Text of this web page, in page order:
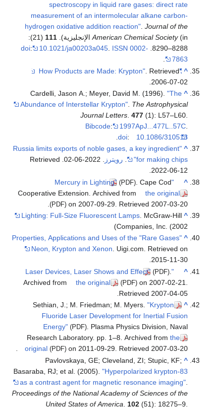
spectroscopy in liquid rare gases: direct rate
measurement of an intermolecular alkane carbon-
hydrogen oxidative addition reaction" .Journal of the
American Chemical Society(in الإنجليزية). 111
(21):
8288–8290.
doi: 10.1021/ja00203a045 ISSN 0002-
7863
^
"How Products are Made: Krypton"
. Retrieved
2006-07-02
^
Cardelli, Jason A.; Meyer, David M. (1996)."The
Abundance of Interstellar Krypton" The Astrophysical
Journal Letters .477 (1): L57–L60.
Bibcode: 1997ApJ...477L..57C
doi: 10.1086/310513
.
^
"Russia limits exports of noble gases, a key ingredient
for making chips"
. رويترز . 2022-06-02
. Retrieved
2022-06-12
.
^
"Mercury in Lighting"
(PDF) . Cape Cod
Cooperative Extension. Archived from
the original
(PDF) on 2007-09-29 . Retrieved 2007-03-20
.
^
Lighting: Full-Size Fluorescent Lamps . McGraw-Hill
Companies, Inc. (2002)
^
Properties, Applications and Uses of the "Rare Gases"
Neon, Krypton and Xenon. Uigi.com. Retrieved on
2015-11-30.
^
"Laser Devices, Laser Shows and Effect"
(PDF) .
Archived from
the original (PDF) on 2007-02-21
Retrieved 2007-04-05
^
Sethian, J.; M. Friedman; M. Myers."Krypton
Fluoride Laser Development for Inertial Fusion
Energy" (PDF). Plasma Physics Division, Naval
Research Laboratory. pp. 1–8. Archived fromthe
original (PDF) on 2011-09-29. Retrieved2007-03-20
.
^
Pavlovskaya, GE; Cleveland, ZI; Stupic, KF;
Basaraba, RJ; et al. (2005)."Hyperpolarized krypton-83
as a contrast agent for magnetic resonance imaging"
Proceedings of the National Academy of Sciences of the
United States of America
102 (51): 18275–9.